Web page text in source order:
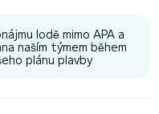
Karibik s stylem, Gypsy
lodě mimo APA a
naším týmem během
plánu plavby